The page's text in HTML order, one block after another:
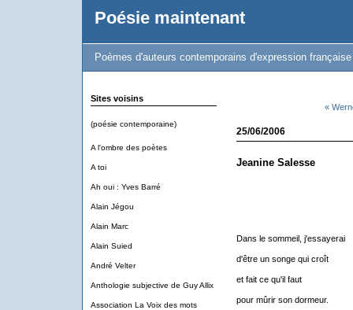
Poésie maintenant
Poèmes d'auteurs contemporains d'expression française
Sites voisins
(poésie contemporaine)
A l'ombre des poètes
A toi
Ah oui : Yves Barré
Alain Jégou
Alain Marc
Alain Suied
André Velter
Anthologie subjective de Guy Allix
Association La Voix des mots
«
25/06/2006
Jeanine Salesse
Dans le sommeil, j'essayerai
d'être un songe qui croît
et fait ce qu'il faut
pour mûrir son dormeur.